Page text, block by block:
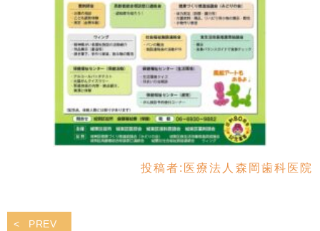
投稿者: 医療法人森岡歯科医院
PREV